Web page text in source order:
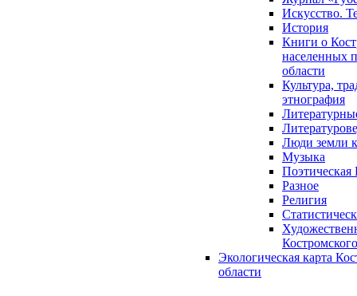
Искусство.
История
Книги о
населенных
области
Культура,
этнография
Люди земли
Музыка
Поэтическая
Разное
Религия
Экологическая карта
области